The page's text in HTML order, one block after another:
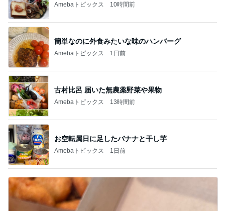
Amebaトピックス 10時間前
簡単なのに外食みたいな味のハンバーグ
Amebaトピックス 1日前
古村比呂 届いた無農薬野菜や果物
Amebaトピックス 13時間前
お空転属日に足したバナナと干し芋
Amebaトピックス 1日前